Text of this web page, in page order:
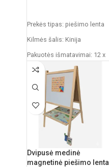
Prekės tipas: piešimo lenta
Kilmės šalis: Kinija
Pakuotės išmatavimai: 12 x
53,5 x 76,5 cm
Produkto išmatavimai: 33 x
58 x 110 cm
Rekomenduojamas amžius:
nuo 3 metų
Dvipusė medinė
magnetinė piešimo lenta